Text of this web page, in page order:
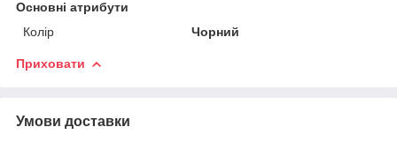
Основні атрибути
Колір
Чорний
Приховати
Умови доставки